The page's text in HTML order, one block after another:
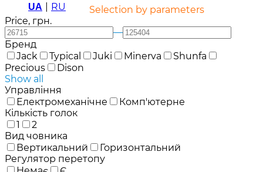
UA RU
Selection by parameters
Price, грн.
—
Бренд
Jack
Typical Juki Minerva
Shunfa
Precious
Dison
Show all
Управління
Електромеханічне
Комп'ютерне
Кількість голок
1
2
Вид човника
Вертикальний
Горизонтальний
Регулятор перетопу